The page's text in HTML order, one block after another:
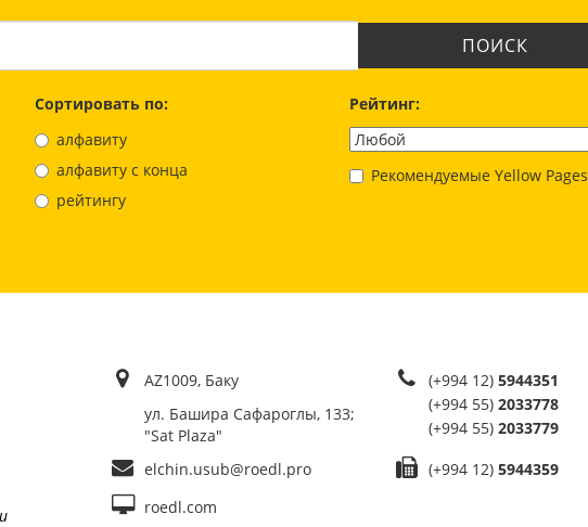
ПОИСК
Сортировать по:
алфавиту
aлфавиту с конца
рейтингу
Рейтинг:
Рекомендуемые Yellow Pages
AZ1009, Баку
ул. Башира Сафароглы, 133;
"Sat Plaza"
(+994 12) 5944351
(+994 55) 2033778
(+994 55) 2033779
elchin.usub@roedl.pro
(+994 12) 5944359
roedl.com